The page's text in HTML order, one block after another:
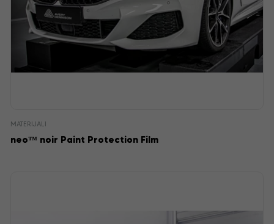
MATERIJALI
neo™ noir Paint Protection Film